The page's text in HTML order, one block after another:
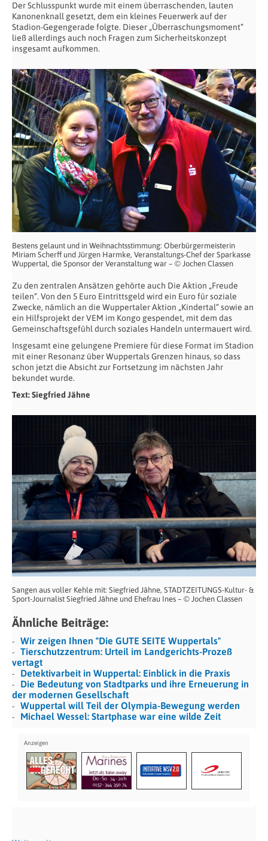
Der Schlusspunkt wurde mit einem überraschenden, lauten
Kanonenknall gesetzt, dem ein kleines Feuerwerk auf der
Stadion-Gegengerade folgte. Dieser „Überraschungsmoment“
ließ allerdings auch noch Fragen zum Sicherheitskonzept
insgesamt aufkommen.
Bestens gelaunt und in Weihnachtsstimmung: Oberbürgermeisterin
Miriam Scherff und Jürgen Harmke, Veranstaltungs-Chef der Sparkasse
Wuppertal, die Sponsor der Veranstaltung war – © Jochen Classen
Zu den zentralen Ansätzen gehörte auch Die Aktion „Freude
teilen“. Von den 5 Euro Eintrittsgeld wird ein Euro für soziale
Zwecke, nämlich an die Wuppertaler Aktion „Kindertal“ sowie an
ein Hilfsprojekt der VEM im Kongo gespendet, mit dem das
Gemeinschaftsgefühl durch soziales Handeln untermauert wird.
Insgesamt eine gelungene Premiere für diese Format im Stadion
mit einer Resonanz über Wuppertals Grenzen hinaus, so dass
schon jetzt die Absicht zur Fortsetzung im nächsten Jahr
bekundet wurde.
Text: Siegfried Jähne
Sangen aus voller Kehle mit: Siegfried Jähne, STADTZEITUNGS-Kultur- &
Sport-Journalist Siegfried Jähne und Ehefrau Ines – © Jochen Classen
Ähnliche Beiträge:
Wir zeigen Ihnen "Die GUTE SEITE Wuppertals"
Tierschutzzentrum: Urteil im Landgerichts-Prozeß
vertagt
Detektivarbeit in Wuppertal: Einblick in die Praxis
Die Bedeutung von Stadtparks und ihre Erneuerung in
der modernen Gesellschaft
Wuppertal will Teil der Olympia-Bewegung werden
Michael Wessel: Startphase war eine wilde Zeit